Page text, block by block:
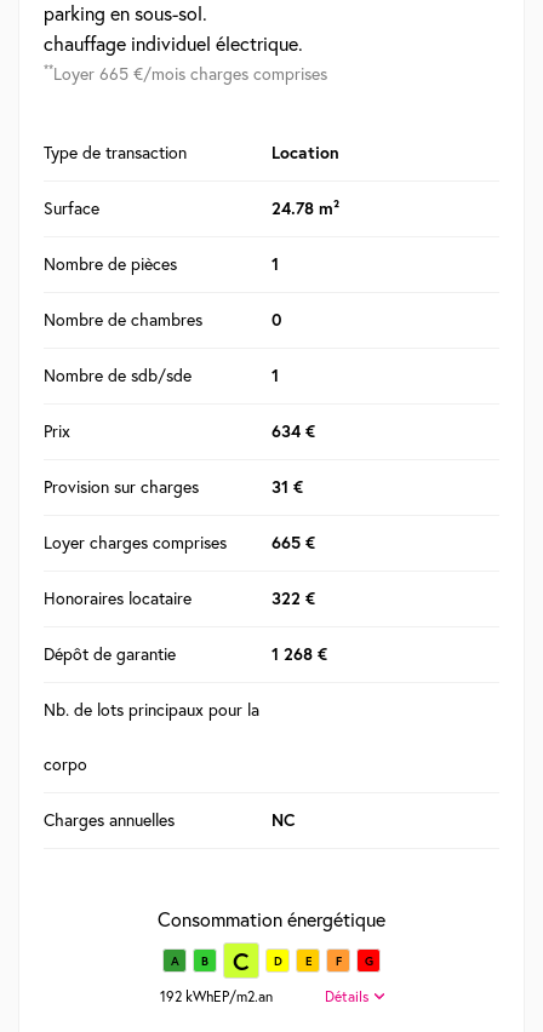
parking en sous-sol.
chauffage individuel électrique.
**Loyer 665 €/mois charges comprises
Type de transaction Location
Surface 24.78 m²
Nombre de pièces 1
Nombre de chambres 0
Nombre de sdb/sde 1
Prix 634 €
Provision sur charges 31 €
Loyer charges comprises 665 €
Honoraires locataire 322 €
Dépôt de garantie 1 268 €
Nb. de lots principaux pour la
corpo
Charges annuelles NC
Consommation énergétique
A B C D E F G
192 kWhEP/m2.an Détails